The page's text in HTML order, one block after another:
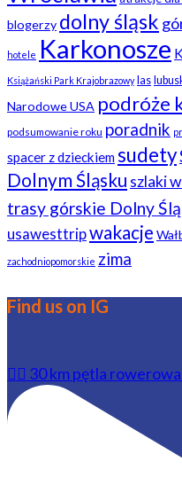
blogerzy dolny śląsk
hotele Karkonosze
Książański Park Krajobrazowy las
Narodowe USA podróże
podsumowanie roku poradnik
spacer z dzieckiemsudety
Dolnym Śląsku szlaki
trasy górskie Dolny
usawesttripwakacje
zachodniopomorskie zima
Find us on IG
🚴‍♂️ 30 km pętla